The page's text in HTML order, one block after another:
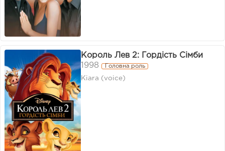
Король Лев 2: Гордість Сімби
1998
Головна роль
Kiara (voice)